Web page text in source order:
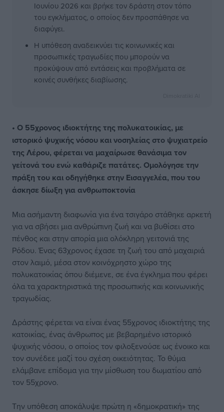
Ιουνίου 2026 και βρήκε τον δράστη στον τόπο
του εγκλήματος, ο οποίος δεν προσπάθησε να
διαφύγει.
Η υπόθεση αναδεικνύει τις κοινωνικές και
προσωπικές τραγωδίες που μπορούν να
προκύψουν από εντάσεις και προβλήματα σε
κοινές συνθήκες διαβίωσης.
• Ο 55χρονος ιδιοκτήτης της πολυκατοικίας, με
ιστορικό ψυχικής νόσου και νοσηλείας στο ψυχιατρείο
της Λέρου, φέρεται να μαχαίρωσε θανάσιμα τον
γείτονά του ενώ καθάριζε πατάτες. Ομολόγησε την
πράξη του και οδηγήθηκε στην Εισαγγελέα, που του
άσκησε δίωξη για ανθρωποκτονία
Μια ασήμαντη διαφωνία για ένα τσιγάρο στάθηκε αρκετή
για να σβήσει μια ανθρώπινη ζωή και να βυθίσει στο
πένθος και στην απορία μια ολόκληρη γειτονιά της
Ρόδου. Ένας 63χρονος έχασε τη ζωή του από μαχαιριά
στον λαιμό, μέσα στον κοινόχρηστο χώρο της
πολυκατοικίας όπου διέμενε, σε ένα έγκλημα που φέρει
όλα τα χαρακτηριστικά της προσωπικής και κοινωνικής
τραγωδίας.
Δράστης φέρεται να είναι ένας 55χρονος ιδιοκτήτης της
κατοικίας, ένας άνθρωπος με βεβαρημένο ιστορικό
ψυχικής νόσου, ο οποίος τον φιλοξενούσε ως ένοικο και
τον συνέδεε μαζί του σχέση οικειότητας. Το θύμα
ελάμβανε επίδομα για την μίσθωση του δωματίου από
τον 55χρονο.
Την υπόθεση αποκάλυψε πρώτη η «δημοκρατική» της